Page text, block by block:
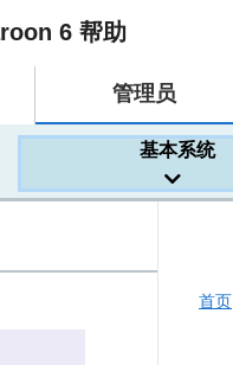
6 帮助
管理员
基本系统
首页